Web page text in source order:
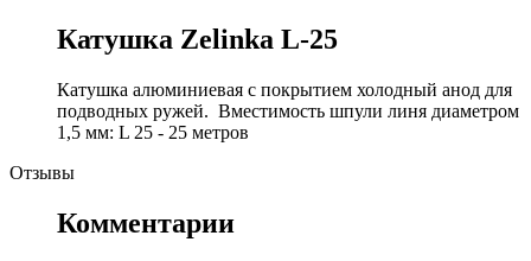
Катушка Zelinka L-25
Катушка алюминиевая с покрытием холодный анод для
подводных ружей. Вместимость шпули линя диаметром
1,5 мм: L 25 - 25 метров
Отзывы
Комментарии